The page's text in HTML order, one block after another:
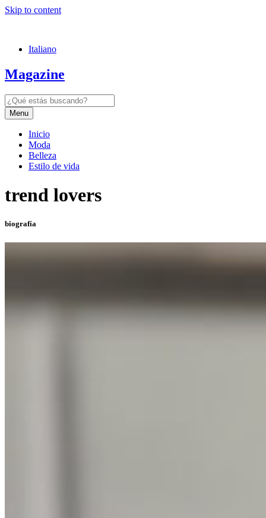
Skip to content
Italiano
Magazine
Menu
Inicio
Moda
Belleza
Estilo de vida
trend lovers
biografía